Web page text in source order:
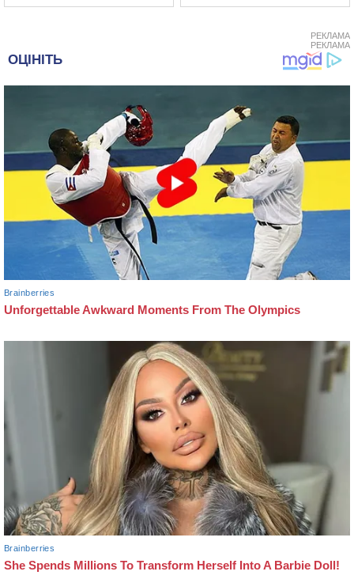
РЕКЛАМА
РЕКЛАМА